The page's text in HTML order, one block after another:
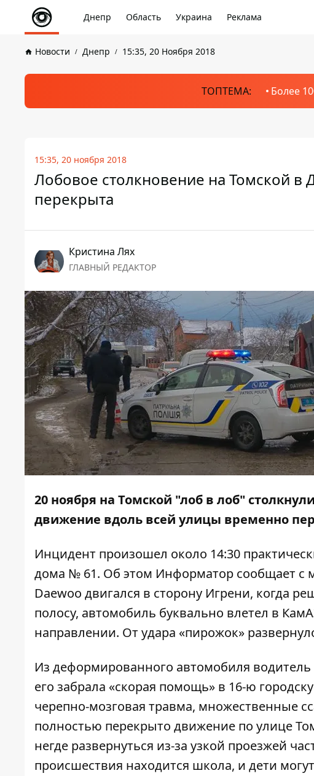
Днепр Область Украина Реклама
Новости Днепр 15:35, 20 Ноября 2018
ТОПТЕМА: Более
15:35, 20 ноября 2018
Лобовое столкновение на Томской в
перекрыта
Кристина Лях
ГЛАВНЫЙ РЕДАКТОР
20 ноября на Томской "лоб в лоб"
движение вдоль всей улицы временно
Инцидент произошел около 14:30
дома № 61. Об этом Информатор сообщает с
Daewoo двигался в сторону Игрени, когда
полосу, автомобиль буквально влетел в
направлении. От удара «пирожок»
Из деформированного автомобиля
его забрала «скорая помощь» в 16-ю
черепно-мозговая травма, множественные
полностью перекрыто движение по улице
негде развернуться из-за узкой проезжей
происшествия находится школа, и дети